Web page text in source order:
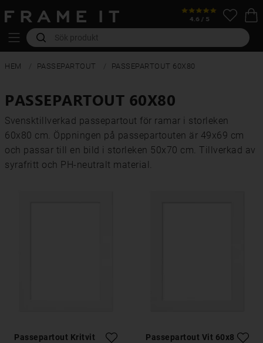
HEM PASSEPARTOUT PASSEPARTOUT 60X80
PASSEPARTOUT 60X80
Svensktillverkad passepartout för ramar i storleken
60x80 cm. Öppningen på passepartouten är 49x69 cm
och passar till en bild i storleken 50x70 cm. Tillverkad av
syrafritt och PH-neutralt material.
Passepartout Kritvit
Passepartout Vit 60x80